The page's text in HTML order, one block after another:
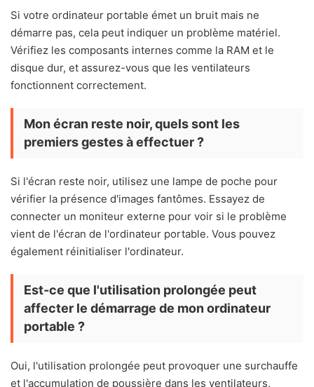
Si votre ordinateur portable émet un bruit mais ne
démarre pas, cela peut indiquer un problème matériel.
Vérifiez les composants internes comme la RAM et le
disque dur, et assurez-vous que les ventilateurs
fonctionnent correctement.
Mon écran reste noir, quels sont les
premiers gestes à effectuer ?
Si l'écran reste noir, utilisez une lampe de poche pour
vérifier la présence d'images fantômes. Essayez de
connecter un moniteur externe pour voir si le problème
vient de l'écran de l'ordinateur portable. Vous pouvez
également réinitialiser l'ordinateur.
Est-ce que l'utilisation prolongée peut
affecter le démarrage de mon ordinateur
portable ?
Oui, l'utilisation prolongée peut provoquer une surchauffe
et l'accumulation de poussière dans les ventilateurs,